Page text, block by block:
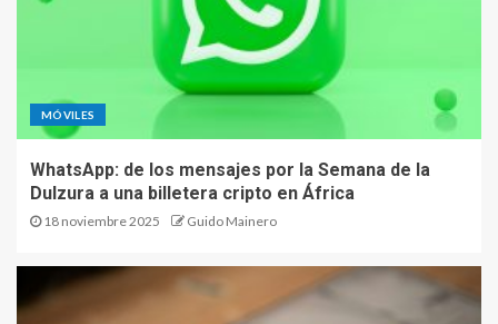
MÓVILES
WhatsApp: de los mensajes por la Semana de la
Dulzura a una billetera cripto en África
18 noviembre 2025 Guido Mainero